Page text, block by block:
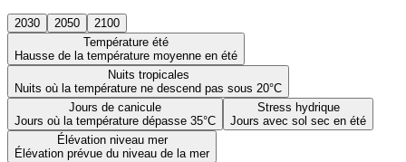
2030 2050
2100
Température été
Hausse de la température moyenne en été
Nuits tropicales
Nuits où la température ne descend pas sous 20°C
Jours de canicule
Jours où la température dépasse 35°C
Stress hydrique
Jours avec sol sec en été
Élévation niveau mer
Élévation prévue du niveau de la mer